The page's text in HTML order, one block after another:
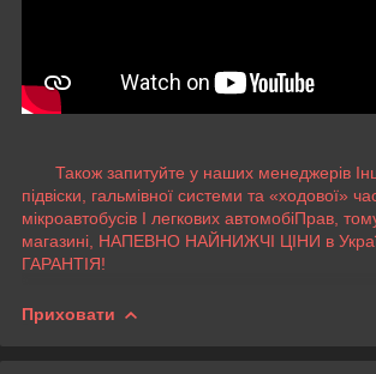
Також запитуйте у наших менеджерів
підвіски, гальмівної системи та «ходової»
мікроавтобусів І легкових автомобіПрав,
магазині, НАПЕВНО НАЙНИЖЧІ ЦІНИ в
ГАРАНТІЯ!
Приховати